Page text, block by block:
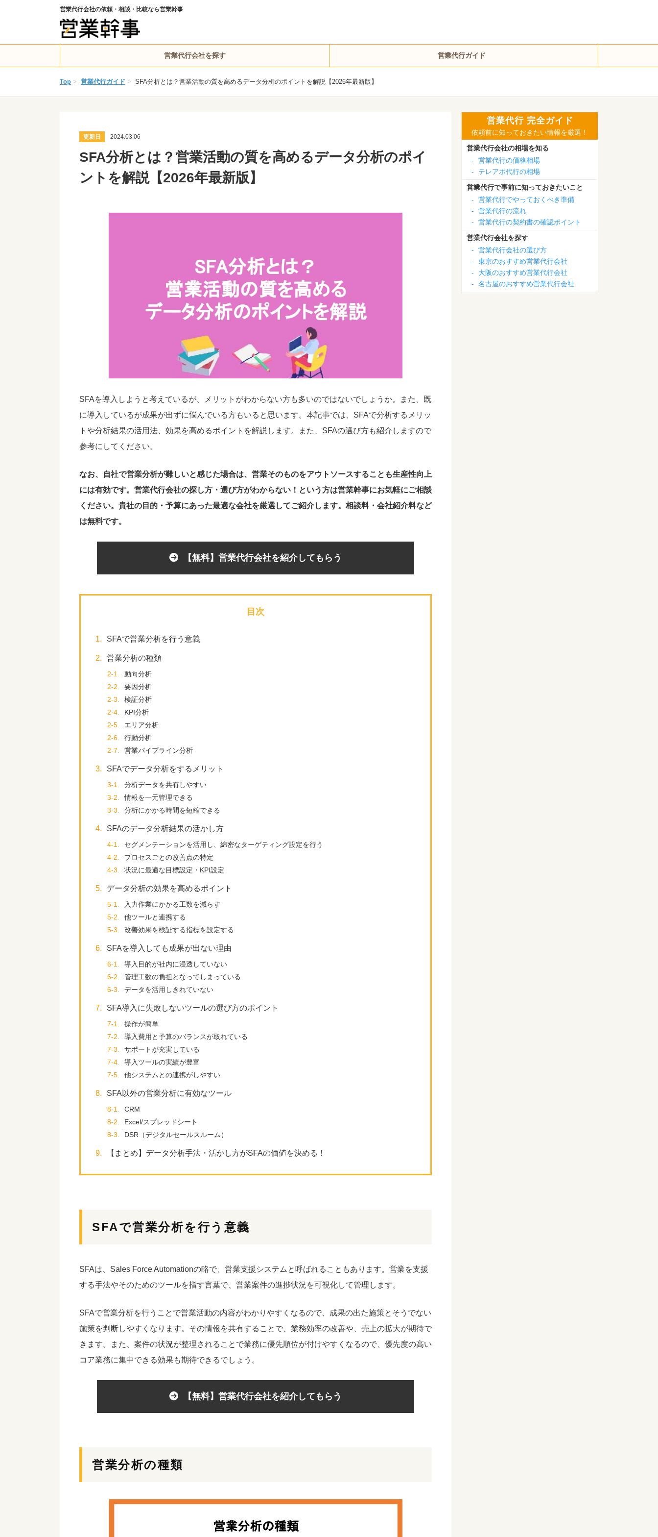
営業代行会社の依頼・相談・比較なら営業幹事
営業代行会社を探す 営業代行ガイド
Top > 営業代行ガイド > SFA分析とは？営業活動の質を高めるデータ分析のポイントを解説【2026年最新版】
更新日 2024.03.06
SFA分析とは？営業活動の質を高めるデータ分析のポイ
ントを解説【2026年最新版】
SFAを導入しようと考えているが、メリットがわからない方も多いのではないでしょうか。また、既
に導入しているが成果が出ずに悩んでいる方もいると思います。本記事では、SFAで分析するメリッ
トや分析結果の活用法、効果を高めるポイントを解説します。また、SFAの選び方も紹介しますので
参考にしてください。
なお、自社で営業分析が難しいと感じた場合は、営業そのものをアウトソースすることも生産性向上
には有効です。営業代行会社の探し方・選び方がわからない！という方は営業幹事にお気軽にご相談
ください。貴社の目的・予算にあった最適な会社を厳選してご紹介します。相談料・会社紹介料など
は無料です。
【無料】営業代行会社を紹介してもらう
目次
1. SFAで営業分析を行う意義
2. 営業分析の種類
2-1.
動向分析
2-2.
要因分析
2-3.
検証分析
2-4.
KPI分析
2-5.
エリア分析
2-6.
行動分析
2-7.
営業パイプライン分析
3. SFAでデータ分析をするメリット
3-1.
分析データを共有しやすい
3-2.
情報を一元管理できる
3-3.
分析にかかる時間を短縮できる
4. SFAのデータ分析結果の活かし方
4-1.
セグメンテーションを活用し、綿密なターゲティング設定を行う
4-2.
プロセスごとの改善点の特定
4-3.
状況に最適な目標設定・KPI設定
5. データ分析の効果を高めるポイント
5-1.
入力作業にかかる工数を減らす
5-2.
他ツールと連携する
5-3.
改善効果を検証する指標を設定する
6. SFAを導入しても成果が出ない理由
6-1.
導入目的が社内に浸透していない
6-2.
管理工数の負担となってしまっている
6-3.
データを活用しきれていない
7. SFA導入に失敗しないツールの選び方のポイント
7-1.
操作が簡単
7-2.
導入費用と予算のバランスが取れている
7-3.
サポートが充実している
7-4.
導入ツールの実績が豊富
7-5.
他システムとの連携がしやすい
8. SFA以外の営業分析に有効なツール
8-1.
CRM
8-2.
Excel/スプレッドシート
8-3.
DSR（デジタルセールスルーム）
9. 【まとめ】データ分析手法・活かし方がSFAの価値を決める！
SFAで営業分析を行う意義
SFAは、Sales Force Automationの略で、営業支援システムと呼ばれることもあります。営業を支援
する手法やそのためのツールを指す言葉で、営業案件の進捗状況を可視化して管理します。
SFAで営業分析を行うことで営業活動の内容がわかりやすくなるので、成果の出た施策とそうでない
施策を判断しやすくなります。その情報を共有することで、業務効率の改善や、売上の拡大が期待で
きます。また、案件の状況が整理されることで業務に優先順位が付けやすくなるので、優先度の高い
コア業務に集中できる効果も期待できるでしょう。
【無料】営業代行会社を紹介してもらう
営業分析の種類
営業代行 完全ガイド
依頼前に知っておきたい情報を厳選！
営業代行会社の相場を知る
-
営業代行の価格相場
-
テレアポ代行の相場
営業代行で事前に知っておきたいこと
-
営業代行でやっておくべき準備
-
営業代行の流れ
-
営業代行の契約書の確認ポイント
営業代行会社を探す
-
営業代行会社の選び方
-
東京のおすすめ営業代行会社
-
大阪のおすすめ営業代行会社
-
名古屋のおすすめ営業代行会社